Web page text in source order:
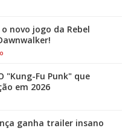
novo jogo da Rebel
"Kung-Fu Punk" que
em 2026
ganha trailer insano